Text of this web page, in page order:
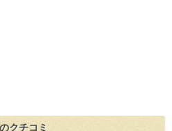
クチコミ